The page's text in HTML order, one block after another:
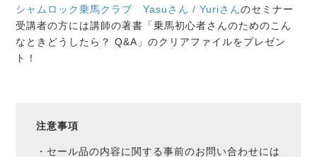
シャムロック乗馬クラブ Yasuさん / Yuriさんのセミナー
受講者の方には講師の著書「乗馬初心者さんのためのこん
なときどうしたら？ Q&A」のクリアファイルをプレゼン
ト！
注意事項
・セール品の内容に関する事前のお問い合わせには